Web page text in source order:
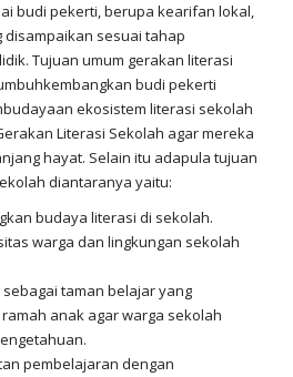
budi pekerti, berupa kearifan lokal,
sesuai tahap
Tujuan umum gerakan literasi
budi pekerti
ekosistem literasi sekolah
Literasi Sekolah agar mereka
hayat. Selain itu adapula tujuan
diantaranya yaitu:
budaya literasi di sekolah.
warga dan lingkungan sekolah
taman belajar yang
anak agar warga sekolah
pembelajaran dengan